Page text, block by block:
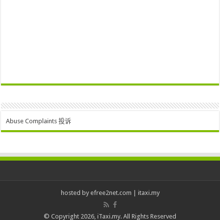
Abuse Complaints 投诉
hosted by efree2net.com itaxi.my
© Copyright 2026, iTaxi.my. All Rights Reserved